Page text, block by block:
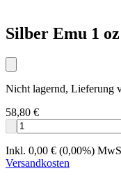
Silber Emu 1
Nicht lagernd, Lieferung
58,80 €
Inkl. 0,00 € (0,00%)
Versandkosten